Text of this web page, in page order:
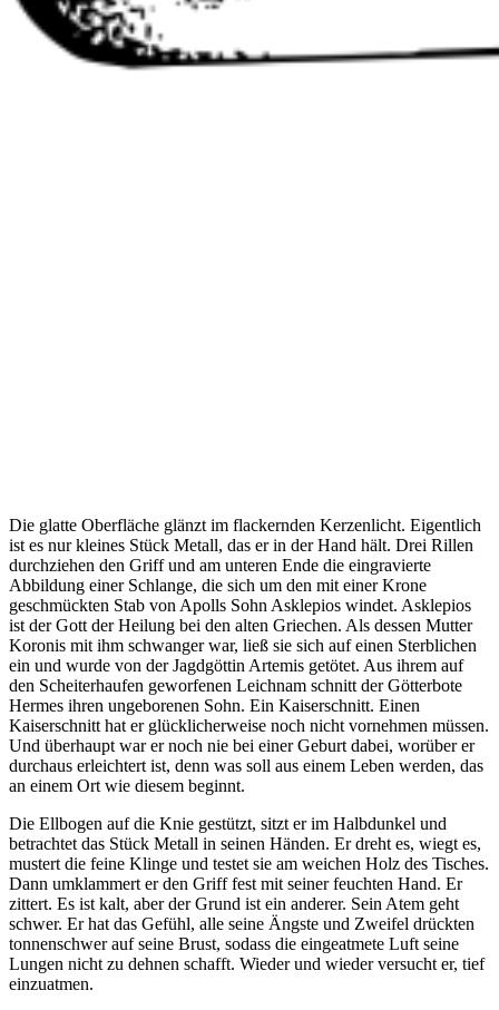
Die glatte Oberfläche glänzt im flackernden Kerzenlicht. Eigentlich
ist es nur kleines Stück Metall, das er in der Hand hält. Drei Rillen
durchziehen den Griff und am unteren Ende die eingravierte
Abbildung einer Schlange, die sich um den mit einer Krone
geschmückten Stab von Apolls Sohn Asklepios windet. Asklepios
ist der Gott der Heilung bei den alten Griechen. Als dessen Mutter
Koronis mit ihm schwanger war, ließ sie sich auf einen Sterblichen
ein und wurde von der Jagdgöttin Artemis getötet. Aus ihrem auf
den Scheiterhaufen geworfenen Leichnam schnitt der Götterbote
Hermes ihren ungeborenen Sohn. Ein Kaiserschnitt. Einen
Kaiserschnitt hat er glücklicherweise noch nicht vornehmen müssen.
Und überhaupt war er noch nie bei einer Geburt dabei, worüber er
durchaus erleichtert ist, denn was soll aus einem Leben werden, das
an einem Ort wie diesem beginnt.
Die Ellbogen auf die Knie gestützt, sitzt er im Halbdunkel und
betrachtet das Stück Metall in seinen Händen. Er dreht es, wiegt es,
mustert die feine Klinge und testet sie am weichen Holz des Tisches.
Dann umklammert er den Griff fest mit seiner feuchten Hand. Er
zittert. Es ist kalt, aber der Grund ist ein anderer. Sein Atem geht
schwer. Er hat das Gefühl, alle seine Ängste und Zweifel drückten
tonnenschwer auf seine Brust, sodass die eingeatmete Luft seine
Lungen nicht zu dehnen schafft. Wieder und wieder versucht er, tief
einzuatmen.